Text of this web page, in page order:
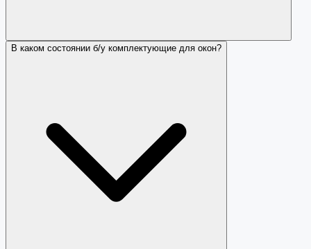
В каком состоянии б/у комплектующие для окон?